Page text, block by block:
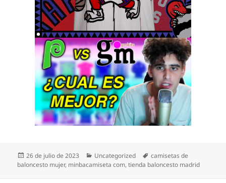
Publicado
el
26 de julio de 2023 Categorías
Uncategorized Etiquetas
camisetas de
baloncesto mujer, minbacamiseta com,tienda baloncesto madrid